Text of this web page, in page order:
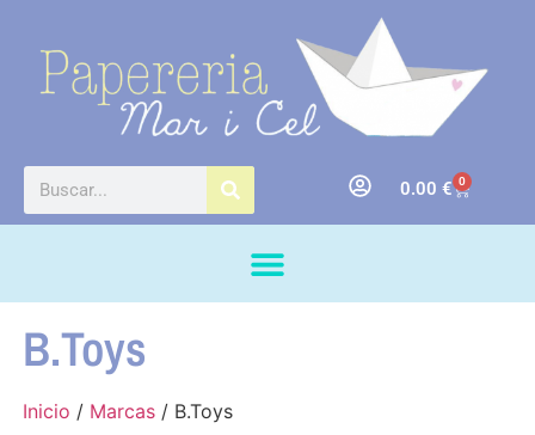
0.00 € 0
B.Toys
Inicio / Marcas/ B.Toys